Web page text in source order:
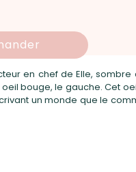
en chef de Elle,
bouge, le gauche. Cet
un monde que le